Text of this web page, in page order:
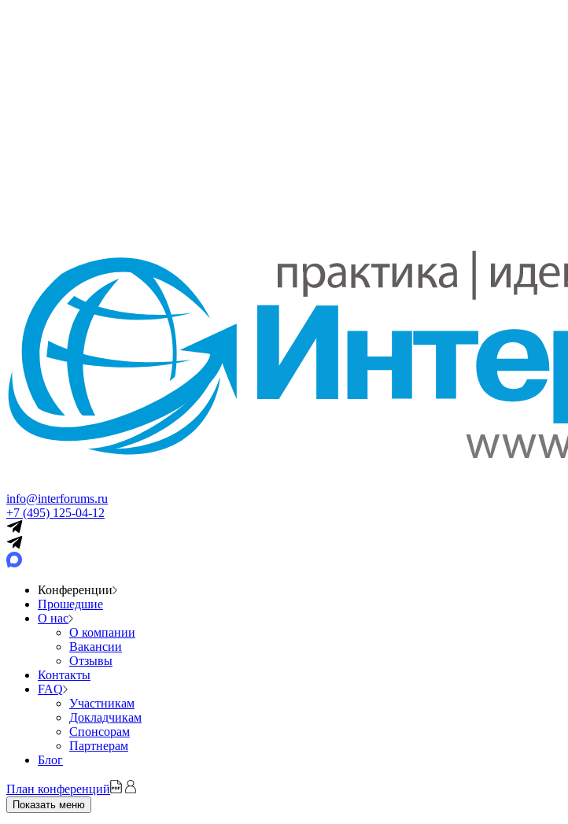
info@interforums.ru
+7 (495) 125-04-12
Конференции
Прошедшие
О нас
О компании
Вакансии
Отзывы
Контакты
FAQ
Участникам
Докладчикам
Спонсорам
Партнерам
Блог
План конференций
Показать меню